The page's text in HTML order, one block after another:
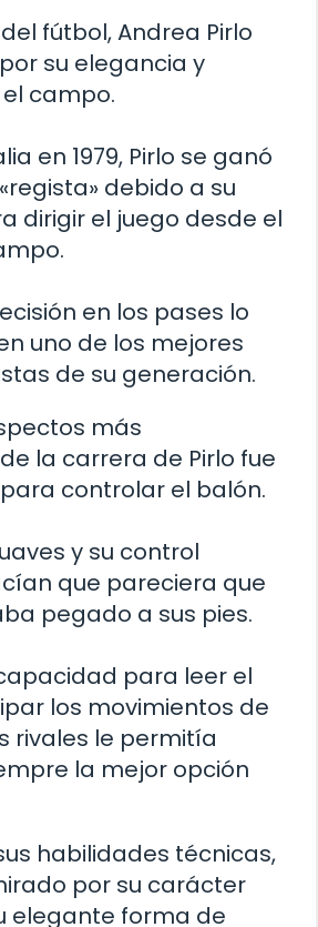
fútbol, Andrea Pirlo
su elegancia y
campo.
en 1979, Pirlo se ganó
debido a su
dirigir el juego desde el
en los pases lo
uno de los mejores
de su generación.
más
la carrera de Pirlo fue
controlar el balón.
y su control
que pareciera que
pegado a sus pies.
para leer el
los movimientos de
rivales le permitía
la mejor opción
habilidades técnicas,
por su carácter
elegante forma de